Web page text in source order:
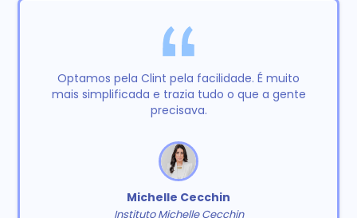
Optamos pela Clint pela facilidade. É muito
mais simplificada e trazia tudo o que a gente
precisava.
Michelle Cecchin
Instituto Michelle Cecchin